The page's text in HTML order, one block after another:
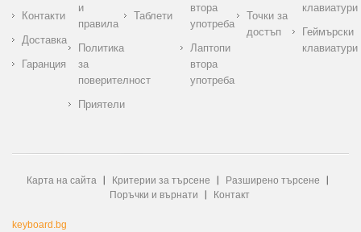
Контакти
Доставка
Гаранция
и
правила
Политика
за
поверителност
Приятели
Таблети
втора
употреба
Лаптопи
втора
употреба
Точки за
достъп
клавиатури
Геймърски
клавиатури
Карта на сайта Критерии за търсене
Разширено търсене
Поръчки и върнати
Контакт
keyboard.bg